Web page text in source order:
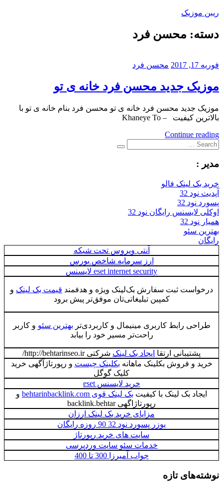
Skip
ریبن موزیک
دانلود
دسته: محسن فرد
فوریه 17, 2017 محسن فرد
موزیک جدید محسن فرد خانه ی تو
موزیک جدید محسن فرد خانه ی تو محسن فرد بنام خانه ی تو با
بالاترین کیفیت – Khaneye To
Continue reading
Search
for:
Search
مدیر :
خرید بک لینک فالو
آپدیت نود 32
پسورد نود 32
اوکلی لایسنس رایگان نود 32
همیار نود 32
بهترین سئو
رایگان
آنتی ویروس تحت شبکه
ارز سرمایه شاخص بورس
eset internet security لایسنس
درخواست ثبت سفارش بک‌لینک ویژه و هدفمند قیمت بک لینک و
کمپین تبلیغاتی‌تان موفق‌تر پیش برود
طراحی رابط کاربری مینیمال و کاربردی‌تر بهترین سئو و کاربر
راحت‌تر مسیر خود را بیابد
پشتیبانی ارتقا ایجاد بک لینک شرکتی http://behtarinseo.ir/
خرید و فروش بکلینک ماهانه بکلینک چیست و رپورتاژآگهی خرید
کلیک گوگل
خرید لایسنس eset
ایجاد بک لینک با کیفیت بک لینک قوی behtarinbacklink.com
و
رپورتاژاگهی backlink.behtar
مزایای خرید بک لینک ارزان
یوزر پسورد نود 32 90 روزه رایگان
سایت های خرید رپورتاژ
خدمات سئو سایت وردپرسی
جواب آمیرزا 300 تا 400
نوشته‌های تازه